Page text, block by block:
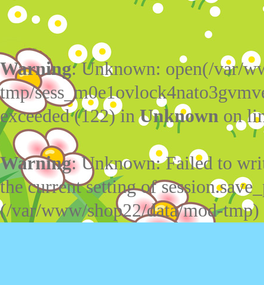
Warning: Unknown: open(/var/
tmp/
exceeded (122) inUnknown on
Warning: Unknown: Failed to
the current setting of
(/var/www/shop22/data/mod-